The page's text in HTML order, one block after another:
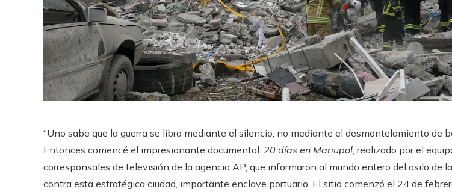
“Uno sabe que la guerra se libra mediante el silencio, no mediante el desmantelamiento de
Entonces comencé el impresionante documental. 20 días en Mariupol , realizado por el
corresponsales de televisión de la agencia AP, que informaron al mundo entero del asilo de
contra esta estratégica ciudad, importante enclave portuario. El sitio comenzó el 24 de